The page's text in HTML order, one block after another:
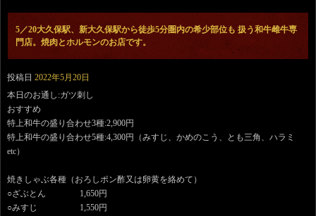
5／20大久保駅、新大久保駅から徒歩5分圏内の希少部位も 扱う和牛雌牛専
門店。焼肉とホルモンのお店です。
投稿日 2022年5月20日
本日のお通し:ガツ刺し
おすすめ
特上和牛の盛り合わせ3種:2,900円
特上和牛の盛り合わせ5種:4,300円（みすじ、かめのこう、とも三角、ハラミ
etc）
焼きしゃぶ各種（おろしポン酢又は卵黄を絡めて）
○ざぶとん 1,650円
○みすじ 1,550円